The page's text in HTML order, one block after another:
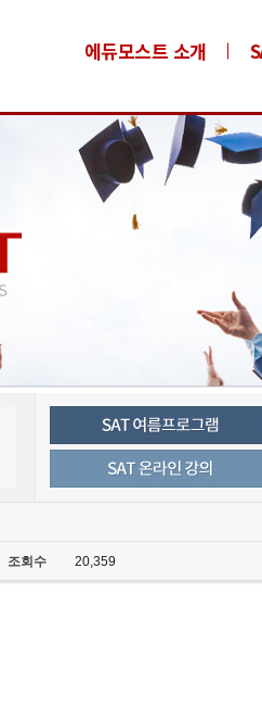
에듀모스트 소개
조회수 20,359